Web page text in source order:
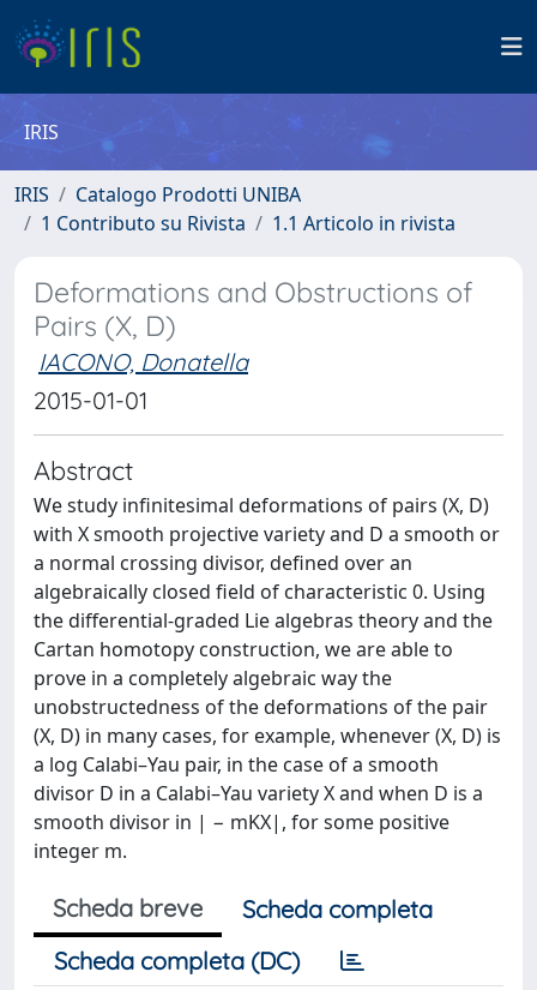
IRIS
IRIS
Catalogo Prodotti UNIBA
1 Contributo su Rivista
1.1 Articolo in rivista
Deformations and Obstructions of
Pairs (X, D)
IACONO, Donatella
2015-01-01
Abstract
We study infinitesimal deformations of pairs (X, D)
with X smooth projective variety and D a smooth or
a normal crossing divisor, defined over an
algebraically closed field of characteristic 0. Using
the differential-graded Lie algebras theory and the
Cartan homotopy construction, we are able to
prove in a completely algebraic way the
unobstructedness of the deformations of the pair
(X, D) in many cases, for example, whenever (X, D) is
a log Calabi–Yau pair, in the case of a smooth
divisor D in a Calabi–Yau variety X and when D is a
smooth divisor in | − mKX|, for some positive
integer m.
Scheda breve
Scheda completa
Scheda completa (DC)